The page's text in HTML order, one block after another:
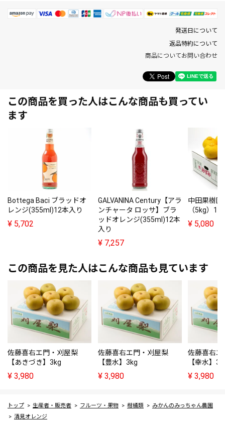
発送日について
返品特約について
商品についてお問い合わせ
この商品を買った人はこんな商品も買ってい
ます
Bottega Baci ブラッドオ
レンジ(355ml)12本入り
¥ 5,702
GALVANINA Century【アラ
ンチャータ ロッサ】ブラ
ッドオレンジ(355ml)12本
入り
¥ 7,257
中田果樹
（5kg）
¥ 5,080
この商品を見た人はこんな商品も見ています
佐藤喜右エ門・刈屋梨
【あきづき】3kg
¥ 3,980
佐藤喜右エ門・刈屋梨
【豊水】3kg
¥ 3,980
佐藤喜右
【幸水】
¥ 3,980
トップ 生産者・販売者 フルーツ・果物 柑橘類
みかんのみっちゃん農園
清見オレンジ